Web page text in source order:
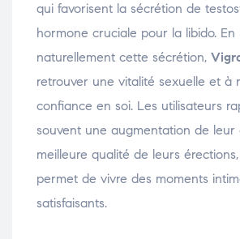
qui favorisent la sécrétion de
hormone cruciale pour la libido. En
naturellement cette sécrétion,
retrouver une vitalité sexuelle et à
confiance en soi. Les utilisateurs
souvent une augmentation de leur
meilleure qualité de leurs
permet de vivre des moments
satisfaisants.